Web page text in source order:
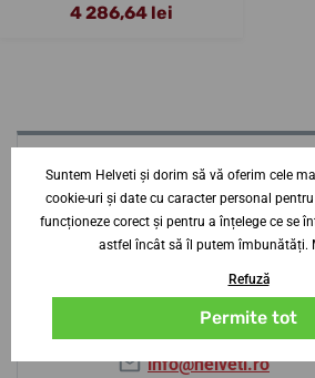
4 286,64 lei
Aveți nevoie de sfaturi?
specialist
Jiří Štencek
+420 252 252 306
Lu-Jo
9-19
info@helveti.ro
Suntem Helveti și dorim să vă oferim cele
cookie-uri și date cu caracter personal
funcționeze corect și pentru a înțelege ce se
astfel încât să îl putem îmbunătăți.
Refuză
Permite tot